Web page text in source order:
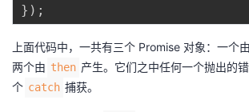
} ) ;
上面代码中，一共有三个 Promise 对象：一个由
两个由 then 产生。它们之中任何一个抛出的
个 catch 捕获。